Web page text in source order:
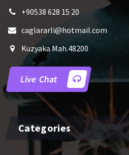
+90538 628 15 20
caglararli@hotmail.com
Kuzyaka Mah.48200
Live Chat
Categories